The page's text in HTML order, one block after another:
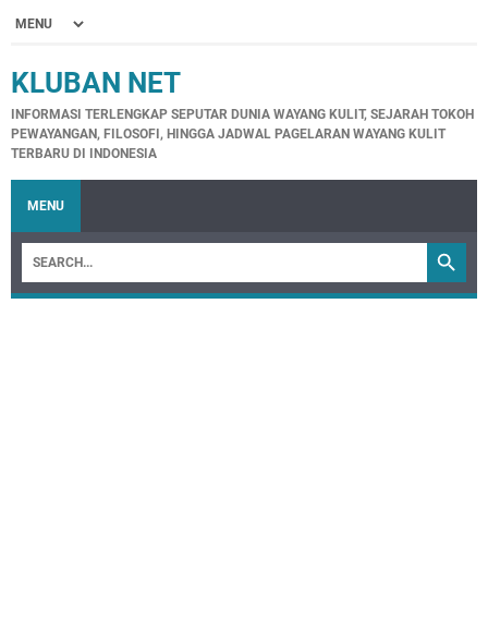
KLUBAN NET
INFORMASI TERLENGKAP SEPUTAR DUNIA WAYANG KULIT, SEJARAH TOKOH
PEWAYANGAN, FILOSOFI, HINGGA JADWAL PAGELARAN WAYANG KULIT
TERBARU DI INDONESIA
MENU